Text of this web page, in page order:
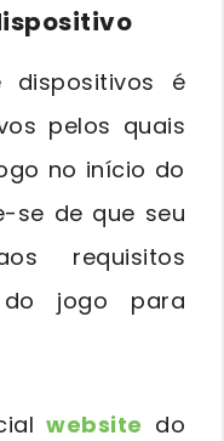
dispositivos é
pelos quais
no início do
se de que seu
requisitos
jogo para
website do